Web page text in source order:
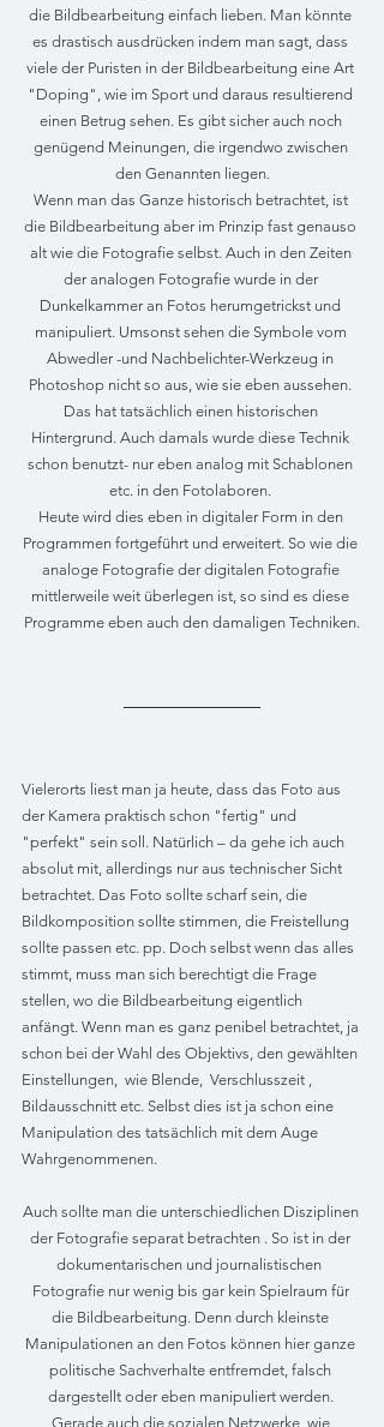
die Bildbearbeitung einfach lieben. Man könnte
es drastisch ausdrücken indem man sagt, dass
viele der Puristen in der Bildbearbeitung eine Art
"Doping", wie im Sport und daraus resultierend
einen Betrug sehen. Es gibt sicher auch noch
genügend Meinungen, die irgendwo zwischen
den Genannten liegen.
Wenn man das Ganze historisch betrachtet, ist
die Bildbearbeitung aber im Prinzip fast genauso
alt wie die Fotografie selbst. Auch in den Zeiten
der analogen Fotografie wurde in der
Dunkelkammer an Fotos herumgetrickst und
manipuliert. Umsonst sehen die Symbole vom
Abwedler -und Nachbelichter-Werkzeug in
Photoshop nicht so aus, wie sie eben aussehen.
Das hat tatsächlich einen historischen
Hintergrund. Auch damals wurde diese Technik
schon benutzt- nur eben analog mit Schablonen
etc. in den Fotolaboren.
Heute wird dies eben in digitaler Form in den
Programmen fortgeführt und erweitert. So wie die
analoge Fotografie der digitalen Fotografie
mittlerweile weit überlegen ist, so sind es diese
Programme eben auch den damaligen Techniken.
Vielerorts liest man ja heute, dass das Foto aus
der Kamera praktisch schon "fertig" und
"perfekt" sein soll. Natürlich – da gehe ich auch
absolut mit, allerdings nur aus technischer Sicht
betrachtet. Das Foto sollte scharf sein, die
Bildkomposition sollte stimmen, die Freistellung
sollte passen etc. pp. Doch selbst wenn das alles
stimmt, muss man sich berechtigt die Frage
stellen, wo die Bildbearbeitung eigentlich
anfängt. Wenn man es ganz penibel betrachtet, ja
schon bei der Wahl des Objektivs, den gewählten
Einstellungen,  wie Blende,  Verschlusszeit ,
Bildausschnitt etc. Selbst dies ist ja schon eine
Manipulation des tatsächlich mit dem Auge
Wahrgenommenen.
Auch sollte man die unterschiedlichen Disziplinen
der Fotografie separat betrachten . So ist in der
dokumentarischen und journalistischen
Fotografie nur wenig bis gar kein Spielraum für
die Bildbearbeitung. Denn durch kleinste
Manipulationen an den Fotos können hier ganze
politische Sachverhalte entfremdet, falsch
dargestellt oder eben manipuliert werden.
Gerade auch die sozialen Netzwerke, wie